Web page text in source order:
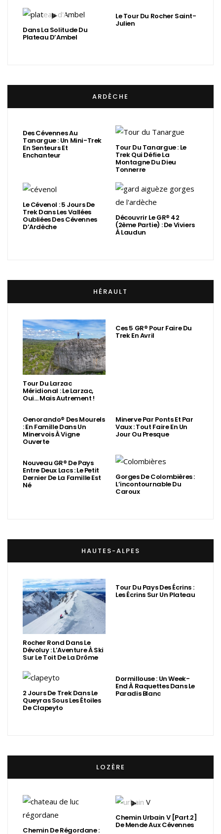
Dans La Solitude Du
Plateau D’Ambel
Le Tour Du Rocher Saint-
Julien
ARDÈCHE
Des Cévennes Au
Tanargue : Un Mini-Trek
En Senteurs Et
Enchanteur
Tour Du Tanargue : Le
Trek Qui Défie La
Montagne Du Dieu
Tonnerre
Le Cévenol : 5 Jours De
Trek Dans Les Vallées
Oubliées Des Cévennes
D’Ardèche
Découvrir Le GR® 42
(2ème Partie) : De Viviers
À Laudun
HÉRAULT
Tour Du Larzac
Méridional : Le Larzac,
Oui… Mais Autrement !
Ces 5 GR® Pour Faire Du
Trek En Avril
Oenorando® Des Mourels
: En Famille Dans Un
Minervois À Vigne
Ouverte
Minerve Par Ponts Et Par
Vaux : Tout Faire En Un
Jour Ou Presque
Nouveau GR® De Pays
Entre Deux Lacs : Le Petit
Dernier De La Famille Est
Né
Gorges De Colombières :
L’incontournable Du
Caroux
HAUTES-ALPES
Rocher Rond Dans Le
Dévoluy : L’Aventure À Ski
Sur Le Toit De La Drôme
Tour Du Pays Des Écrins :
Les Écrins Sur Un Plateau
2 Jours De Trek Dans Le
Queyras Sous Les Étoiles
De Clapeyto
Dormillouse : Un Week-
End À Raquettes Dans Le
Paradis Blanc
LOZÈRE
Chemin De Régordane :
Chemin Urbain V [Part.2]
De Mende Aux Cévennes